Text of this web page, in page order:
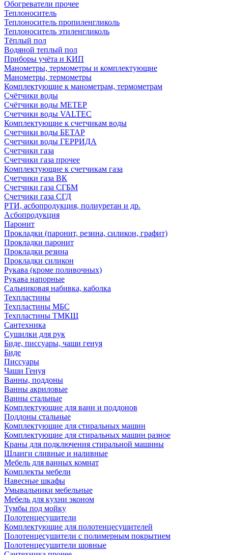
Обогреватели прочее
Теплоноситель
Теплоноситель пропиленгликоль
Теплоноситель этиленгликоль
Тёплый пол
Водяной теплый пол
Приборы учёта и КИП
Манометры, термометры и комплектующие
Манометры, термометры
Комплектующие к манометрам, термометрам
Счётчики воды
Счётчики воды МЕТЕР
Счетчики воды VALTEC
Комплектующие к счетчикам воды
Счетчики воды БЕТАР
Счетчики воды ГЕРРИДА
Счетчики газа
Счетчики газа прочее
Комплектующие к счетчикам газа
Счетчики газа ВК
Счетчики газа СГБМ
Счетчики газа СГД
РТИ, асбопродукция, полиуретан и др.
Асбопродукция
Паронит
Прокладки (паронит, резина, силикон, графит)
Прокладки паронит
Прокладки резина
Прокладки силикон
Рукава (кроме поливочных)
Рукава напорные
Сальниковая набивка, каболка
Техпластины
Техпластины МБС
Техпластины ТМКЩ
Сантехника
Сушилки для рук
Биде, писсуары, чаши генуя
Биде
Писсуары
Чаши Генуя
Ванны, поддоны
Ванны акриловые
Ванны стальные
Комплектующие для ванн и поддонов
Поддоны стальные
Комплектующие для стиральных машин
Комплектующие для стиральных машин разное
Краны для подключения стиральной машины
Шланги сливные и наливные
Мебель для ванных комнат
Комплекты мебели
Навесные шкафы
Умывальники мебельные
Мебель для кухни эконом
Тумбы под мойку
Полотенцесушители
Комплектующие для полотенцесушителей
Полотенцесушители с полимерным покрытием
Полотенцесушители шовные